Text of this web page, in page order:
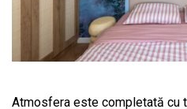
Atmosfera este completată cu